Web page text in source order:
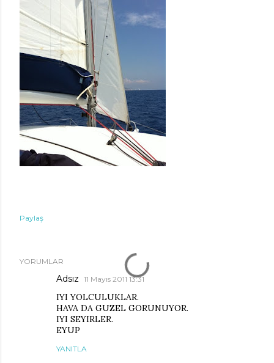
Paylaş
YORUMLAR
Adsız 11 Mayıs 2011 13:31
IYI YOLCULUKLAR.
HAVA DA GUZEL GORUNUYOR.
IYI SEYIRLER.
EYUP
YANITLA